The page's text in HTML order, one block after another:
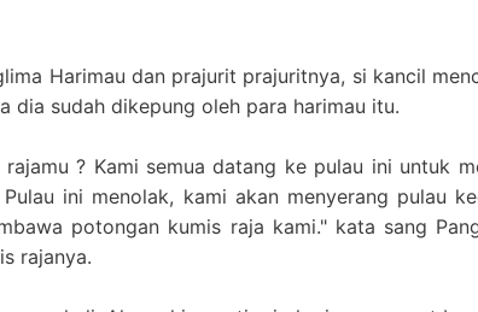
Harimau dan prajurit prajuritnya, si kancil
dia sudah dikepung oleh para harimau itu.
? Kami semua datang ke pulau ini untuk
ini menolak, kami akan menyerang pulau
potongan kumis raja kami." kata sang
rajanya.